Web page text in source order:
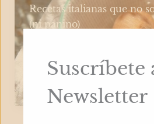
Recetas italianas que no
(ni panino)
italianos
Gastronomía España
Suscríbete
Newsletter